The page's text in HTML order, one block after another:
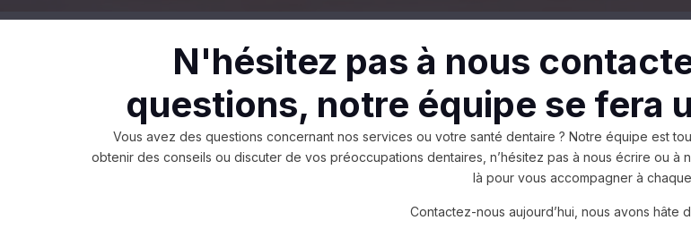
N'hésitez pas à nous
questions, notre équipe se fera
Vous avez des questions concernant nos services ou votre santé dentaire ? Notre équipe est
obtenir des conseils ou discuter de vos préoccupations dentaires, n’hésitez pas à nous écrire ou à
là pour vous accompagner à
Contactez-nous aujourd’hui, nous avons hâte